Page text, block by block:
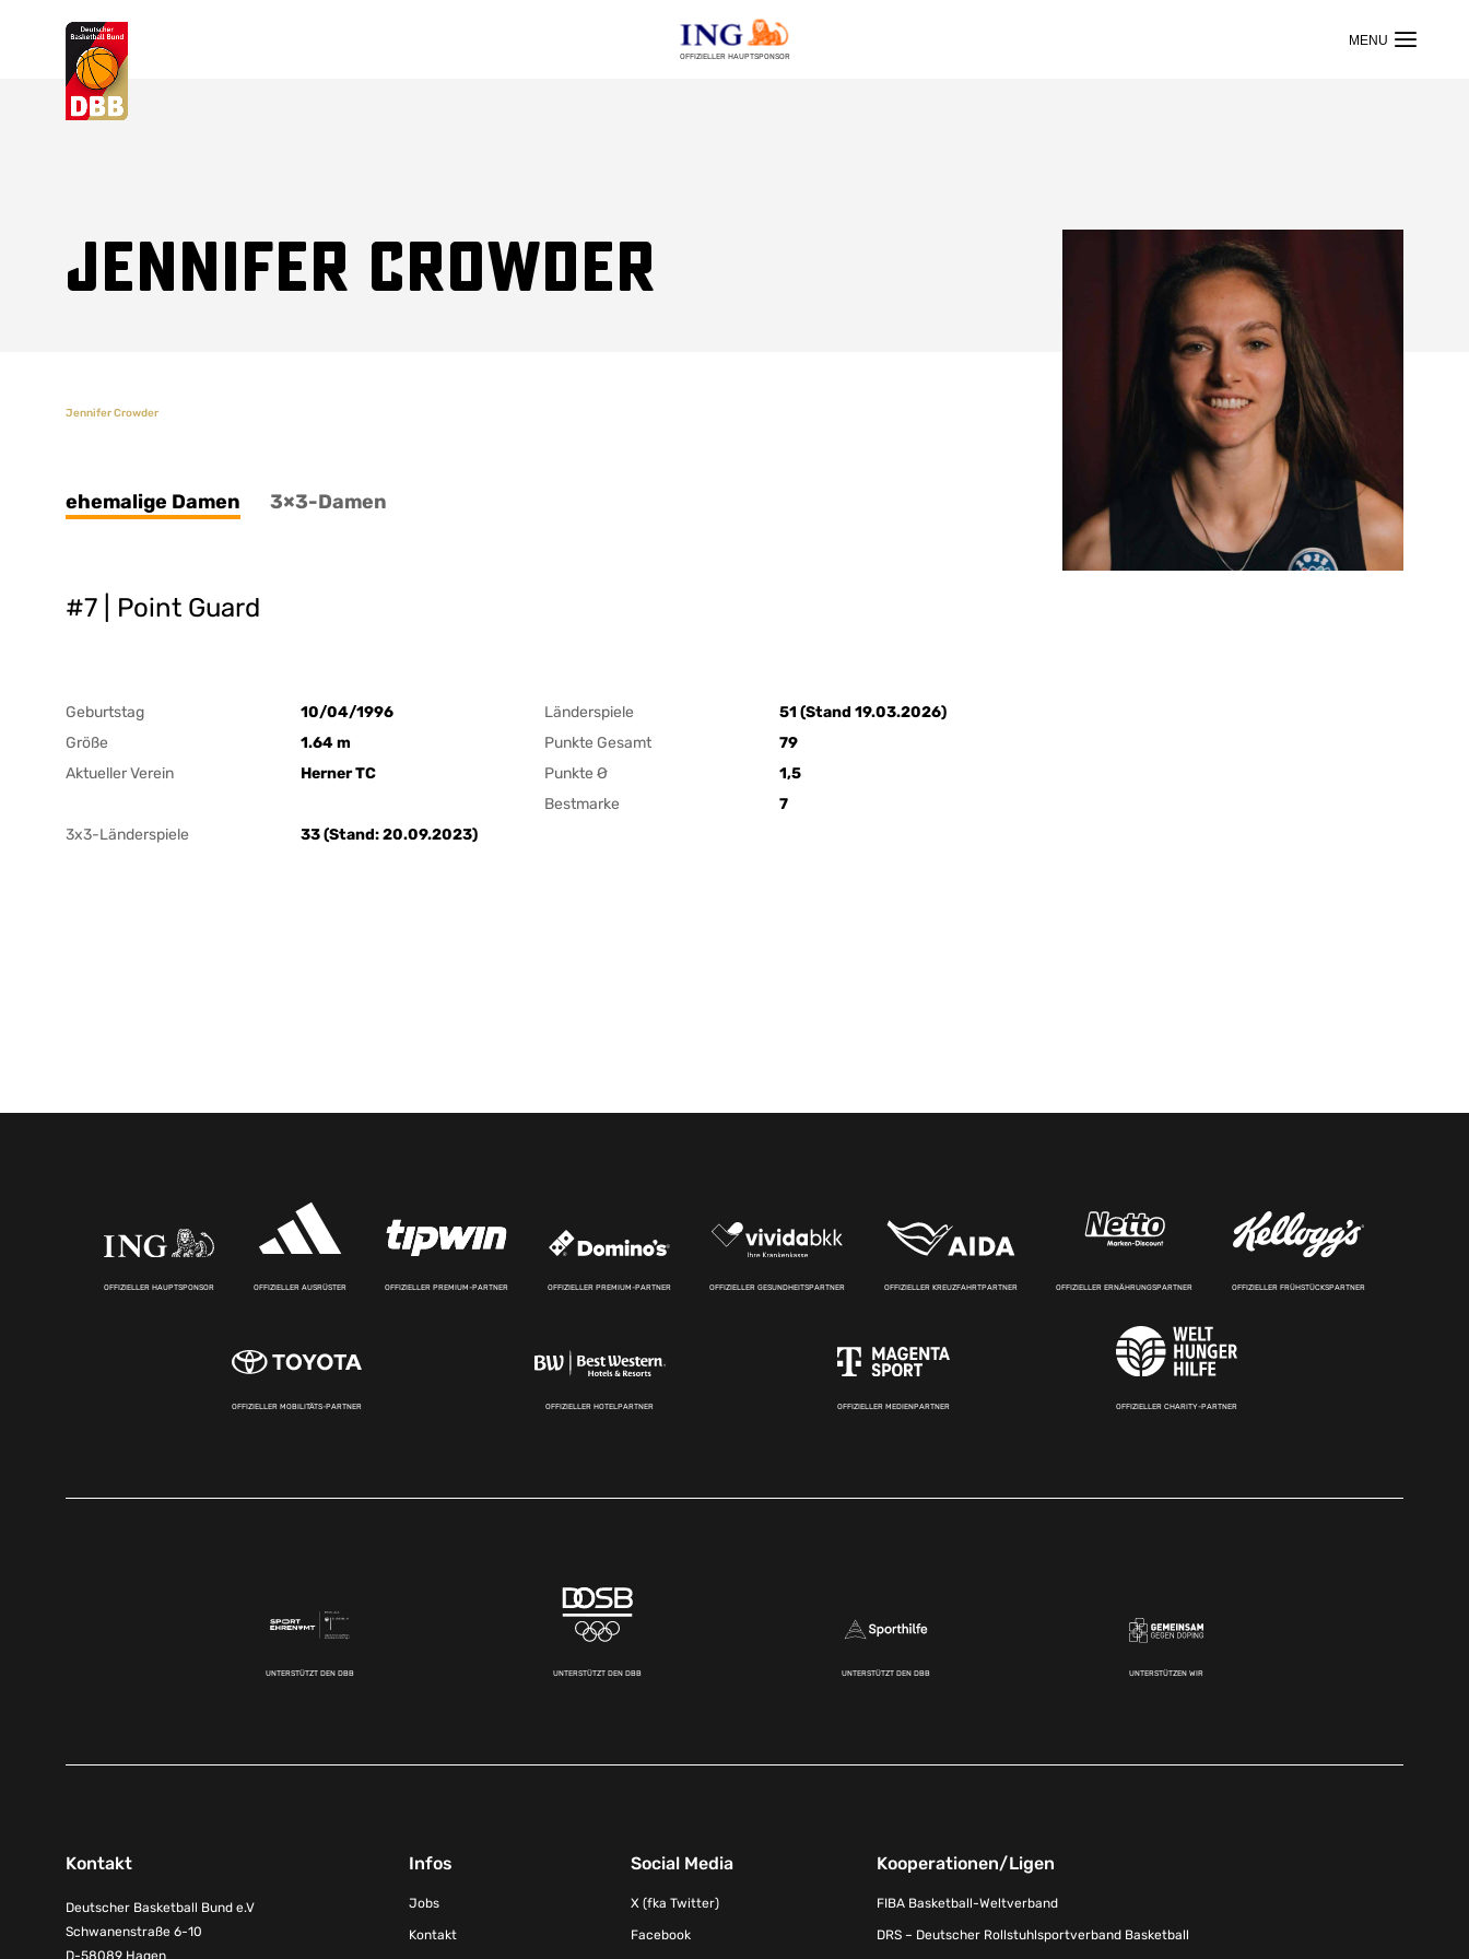
OFFIZIELLER HAUPTSPONSOR
Suchvorschläge
Jennifer Crowder
Jennifer Crowder
ehemalige Damen 3×3-Damen
#7 | Point Guard
Geburtstag
10/04/1996
Größe
1.64 m
Aktueller Verein
Herner TC
Länderspiele
51 (Stand 19.03.2026)
Punkte Gesamt
79
Punkte Ø
1,5
Bestmarke
7
3x3-Länderspiele
33 (Stand: 20.09.2023)
OFFIZIELLER HAUPTSPONSOR OFFIZIELLER AUSRÜSTER OFFIZIELLER PREMIUM-PARTNER OFFIZIELLER PREMIUM-PARTNER OFFIZIELLER GESUNDHEITSPARTNER OFFIZIELLER KREUZFAHRTPARTNER OFFIZIELLER ERNÄHRUNGSPARTNER OFFIZIELLER FRÜHSTÜCKSPARTNER
OFFIZIELLER MOBILITÄTS-PARTNER OFFIZIELLER HOTELPARTNER OFFIZIELLER MEDIENPARTNER OFFIZIELLER CHARITY-PARTNER
UNTERSTÜTZT DEN DBB UNTERSTÜTZT DEN DBB UNTERSTÜTZT DEN DBB UNTERSTÜTZEN WIR
Kontakt
Deutscher Basketball Bund e.V
Schwanenstraße 6-10
D-58089 Hagen
Infos
Jobs
Kontakt
Social Media
X (fka Twitter)
Facebook
Kooperationen/Ligen
FIBA Basketball-Weltverband
DRS – Deutscher Rollstuhlsportverband Basketball